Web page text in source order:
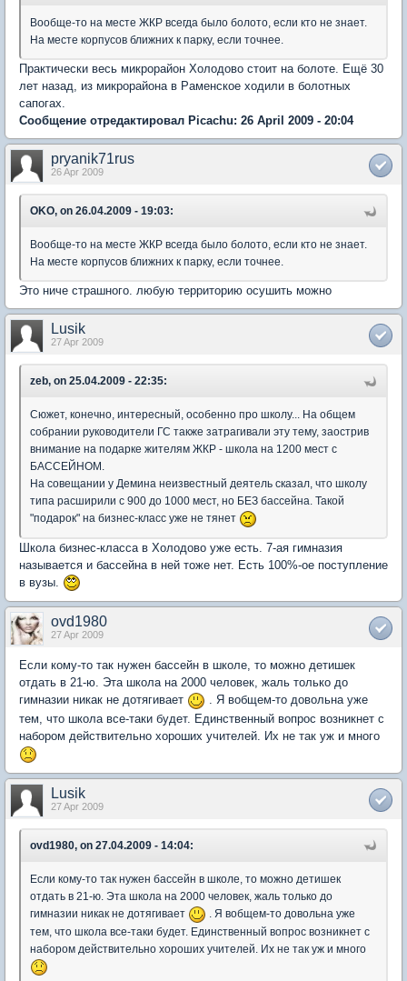
Вообще-то на месте ЖКР всегда было болото, если кто не знает.
На месте корпусов ближних к парку, если точнее.
Практически весь микрорайон Холодово стоит на болоте. Ещё 30
лет назад, из микрорайона в Раменское ходили в болотных
сапогах.
Сообщение отредактировал Picachu: 26 April 2009 - 20:04
pryanik71rus
26 Apr 2009
OKO, on 26.04.2009 - 19:03:
Вообще-то на месте ЖКР всегда было болото, если кто не знает.
На месте корпусов ближних к парку, если точнее.
Это ниче страшного. любую территорию осушить можно
Lusik
27 Apr 2009
zeb, on 25.04.2009 - 22:35:
Сюжет, конечно, интересный, особенно про школу... На общем
собрании руководители ГС также затрагивали эту тему, заострив
внимание на подарке жителям ЖКР - школа на 1200 мест с
БАССЕЙНОМ.
На совещании у Демина неизвестный деятель сказал, что школу
типа расширили с 900 до 1000 мест, но БЕЗ бассейна. Такой
"подарок" на бизнес-класс уже не тянет
Школа бизнес-класса в Холодово уже есть. 7-ая гимназия
называется и бассейна в ней тоже нет. Есть 100%-ое поступление
в вузы.
ovd1980
27 Apr 2009
Если кому-то так нужен бассейн в школе, то можно детишек
отдать в 21-ю. Эта школа на 2000 человек, жаль только до
гимназии никак не дотягивает
. Я вобщем-то довольна уже
тем, что школа все-таки будет. Единственный вопрос возникнет с
набором действительно хороших учителей. Их не так уж и много
Lusik
27 Apr 2009
ovd1980, on 27.04.2009 - 14:04:
Если кому-то так нужен бассейн в школе, то можно детишек
отдать в 21-ю. Эта школа на 2000 человек, жаль только до
гимназии никак не дотягивает
. Я вобщем-то довольна уже
тем, что школа все-таки будет. Единственный вопрос возникнет с
набором действительно хороших учителей. Их не так уж и много